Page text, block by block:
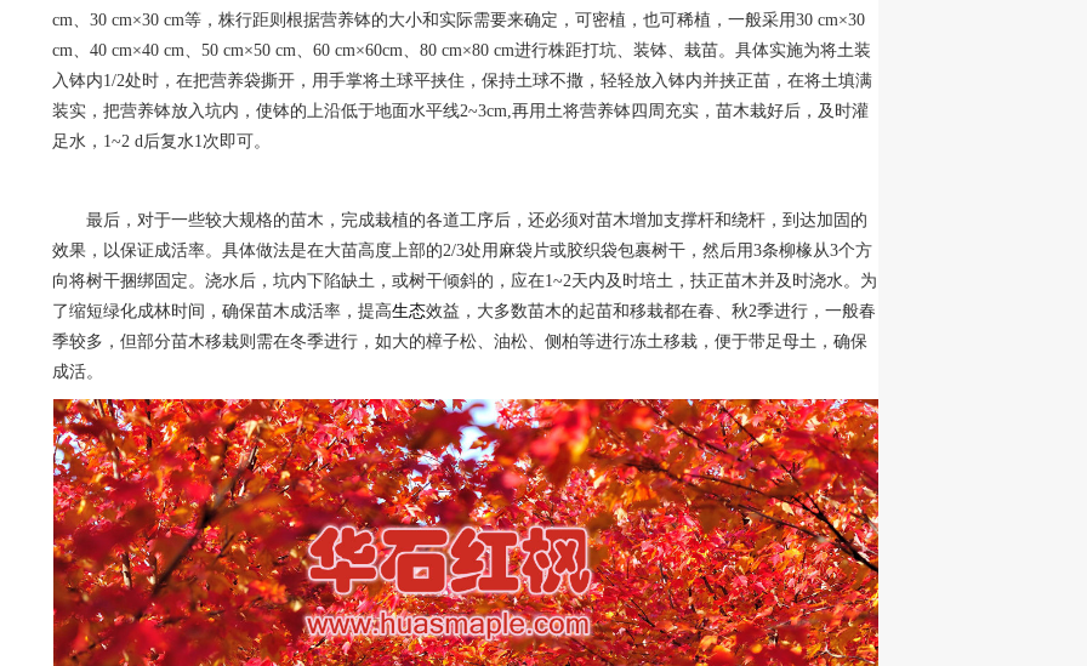
cm、30 cm×30 cm等，株行距则根据营养钵的大小和实际需要来确定，可密植，也可稀植，一般采用30 cm×30
cm、40 cm×40 cm、50 cm×50 cm、60 cm×60cm、80 cm×80 cm进行株距打坑、装钵、栽苗。具体实施为将土装
入钵内1/2处时，在把营养袋撕开，用手掌将土球平挟住，保持土球不撒，轻轻放入钵内并挟正苗，在将土填满
装实，把营养钵放入坑内，使钵的上沿低于地面水平线2~3cm,再用土将营养钵四周充实，苗木栽好后，及时灌
足水，1~2 d后复水1次即可。
最后，对于一些较大规格的苗木，完成栽植的各道工序后，还必须对苗木增加支撑杆和绕杆，到达加固的
效果，以保证成活率。具体做法是在大苗高度上部的2/3处用麻袋片或胶织袋包裹树干，然后用3条柳椽从3个方
向将树干捆绑固定。浇水后，坑内下陷缺土，或树干倾斜的，应在1~2天内及时培土，扶正苗木并及时浇水。为
了缩短绿化成林时间，确保苗木成活率，提高生态效益，大多数苗木的起苗和移栽都在春、秋2季进行，一般春
季较多，但部分苗木移栽则需在冬季进行，如大的樟子松、油松、侧柏等进行冻土移栽，便于带足母土，确保
成活。